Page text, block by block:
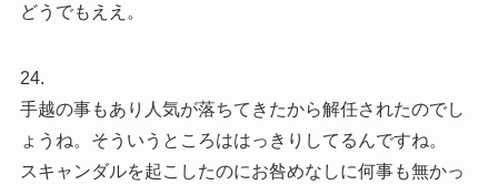
どうでもええ。
24.
手越の事もあり人気が落ちてきたから解任されたのでし
ょうね。そういうところははっきりしてるんですね。
スキャンダルを起こしたのにお咎めなしに何事も無かっ